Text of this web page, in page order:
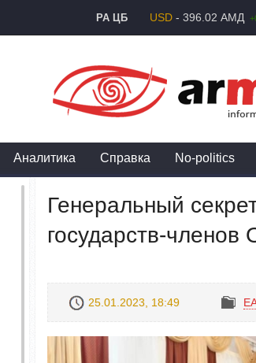
РА ЦБ USD - 396.02 АМД
Аналитика Справка No-politics
Генеральный
государств-членов
25.01.2023, 18:49